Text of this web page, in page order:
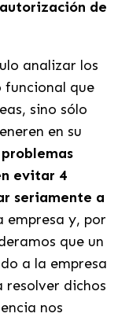
autorización de
analizar los
funcional que
sino sólo
en su
evitar 4
seriamente a
y, por
que un
a la empresa
resolver dichos
nos